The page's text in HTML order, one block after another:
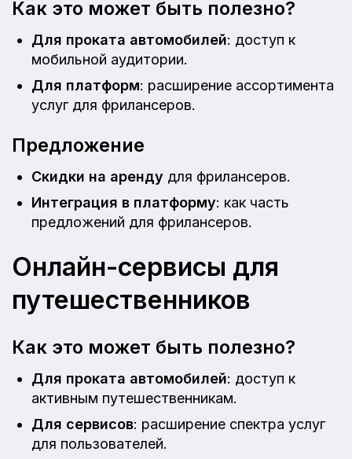
Как это может быть полезно?
Для проката автомобилей: доступ к
мобильной аудитории.
Для платформ: расширение ассортимента
услуг для фрилансеров.
Предложение
Скидки на аренду для фрилансеров.
Интеграция в платформу: как часть
предложений для фрилансеров.
Онлайн-сервисы для
путешественников
Как это может быть полезно?
Для проката автомобилей: доступ к
активным путешественникам.
Для сервисов: расширение спектра услуг
для пользователей.